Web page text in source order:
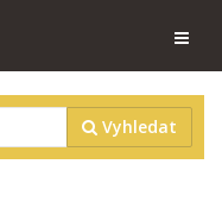
Vyhledat